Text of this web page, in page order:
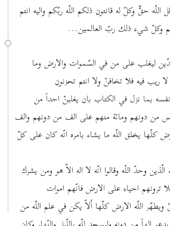
حقٌّ وكلّ له قانتون ذلكم اللّه ربّكم واليه انتم
وكلّ شيء ذلك ربّ العالمين...
ليغلب على من في السّموات والارض وما
ريب فيه فلا تخافنّ ولا انتم تحزنون
بما نزل في الكتاب بان يغلبنّ احداً من
دونهم ومائة منهم على الف من دونهم والف
يخلق اللّه ما يشاء بامره انّه كان على كلّ
وحدّ اللّه وقالوا انّه لا اله الاّ هو ومن يشرك
ترونهم احياء على الارض فانّهم اموات
ويطهّر اللّه الارض كلّها أَلاّ يكن في علم اللّه من